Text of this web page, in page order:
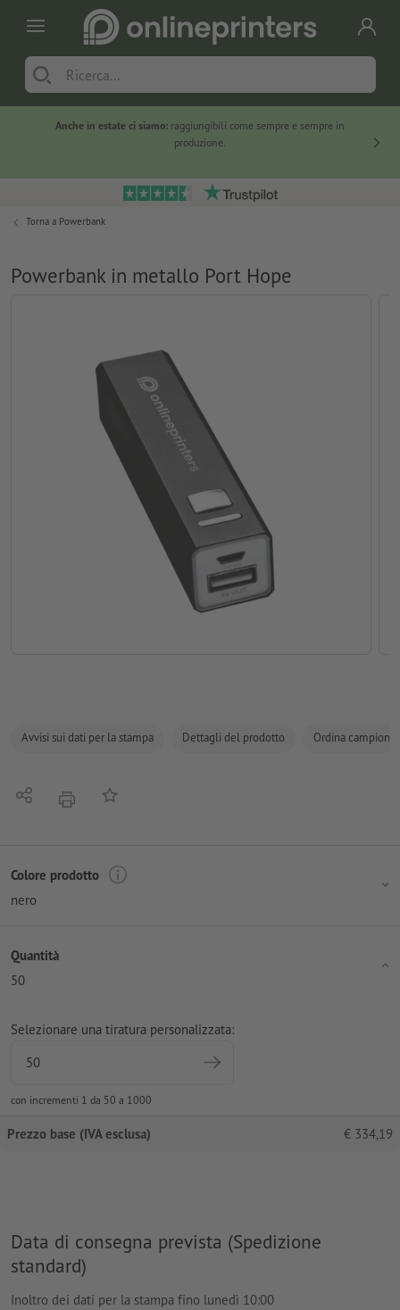
Anche in estate ci siamo: raggiungibili come sempre e sempre in
produzione.
Torna a Powerbank
Powerbank in metallo Port Hope
Avvisi sui dati per la stampa Dettagli del prodotto Ordina campione
Condividistamparealla lista preferiti
Colore prodotto
nero
Quantità
50
Selezionare una tiratura personalizzata:
con incrementi 1 da 50 a 1000
Prezzo base (IVA esclusa) € 334,19
Data di consegna prevista (Spedizione
standard)
Inoltro dei dati per la stampa fino lunedì 10:00